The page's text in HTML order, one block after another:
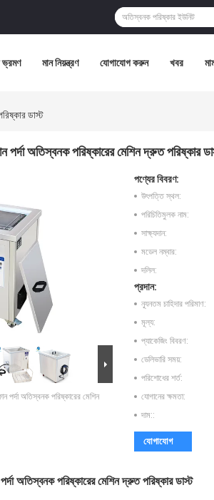
ভ্রমণ মান নিয়ন্ত্রণ যোগাযোগ করুন খবর
ডাস্ট
অতিস্বনক পরিষ্কারের মেশিন দ্রুত পরিষ্কার
অতিস্বনক পরিষ্কারের মেশিন
পণ্যের বিবরণ:
উৎপত্তি স্থল:
পরিচিতিমুলক নাম:
সাক্ষ্যদান:
মডেল নম্বার:
দলিল:
প্রদান:
ন্যূনতম চাহিদার পরিমাণ:
মূল্য:
প্যাকেজিং বিবরণ:
ডেলিভারি সময়:
পরিশোধের শর্ত:
যোগানের ক্ষমতা:
দাম::
যোগাযোগ
অতিস্বনক পরিষ্কারের মেশিন দ্রুত পরিষ্কার ডাস্ট